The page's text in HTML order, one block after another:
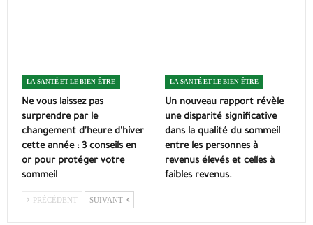
LA SANTÉ ET LE BIEN-ÊTRE
Ne vous laissez pas
surprendre par le
changement d'heure d'hiver
cette année : 3 conseils en
or pour protéger votre
sommeil
LA SANTÉ ET LE BIEN-ÊTRE
Un nouveau rapport révèle
une disparité significative
dans la qualité du sommeil
entre les personnes à
revenus élevés et celles à
faibles revenus.
PRÉCÉDENT SUIVANT